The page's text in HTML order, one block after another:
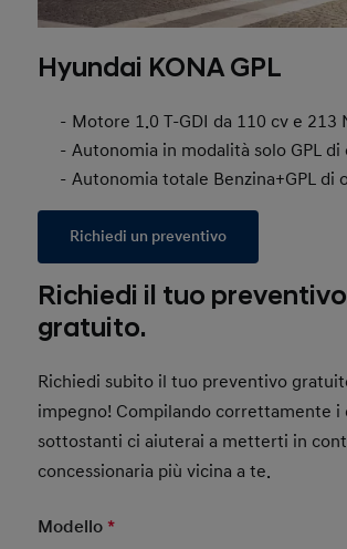
Hyundai KONA GPL
Motore 1.0 T-GDI da 110 cv e 213
Autonomia in modalità solo GPL
Autonomia totale Benzina+GPL di
Richiedi un preventivo
Richiedi il tuo preventivo
gratuito.
Richiedi subito il tuo preventivo
impegno! Compilando correttamente i
sottostanti ci aiuterai a metterti in
concessionaria più vicina a te.
Modello*